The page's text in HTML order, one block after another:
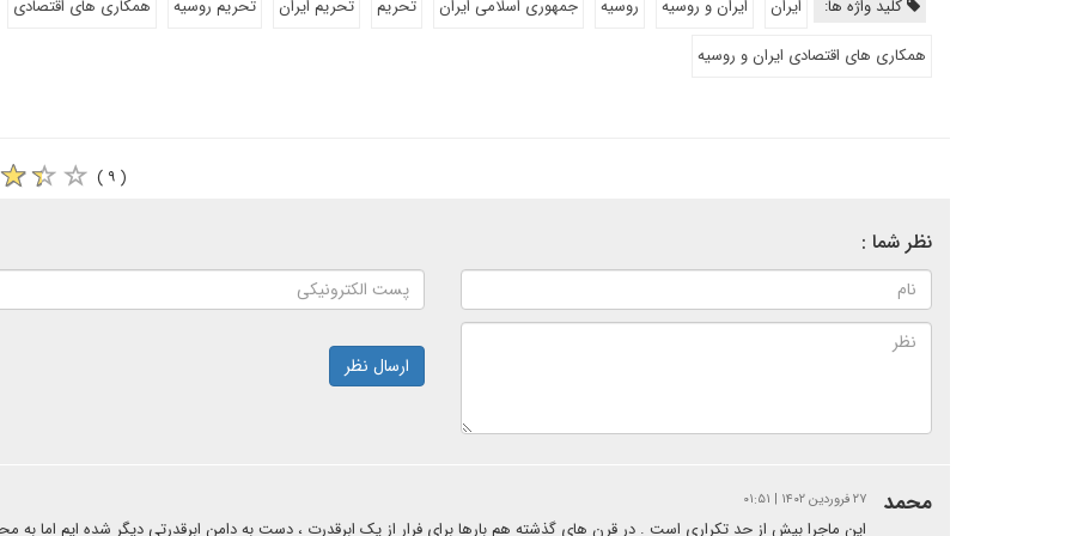
کلید واژه ها: ایران ایران و روسیه روسیه جمهوری اسلامی ایران تحریم تحریم ایران تحریم روسیه
همکاری های اقتصادی
همکاری های اقتصادی ایران و روسیه
( ۹ )
نظر شما :
ارسال نظر
محمد ۲۷ فروردین ۱۴۰۲ | ۰۱:۵۱
این ماجرا بیش از حد تکراری است . در قرن های گذشته هم بارها برای فرار از یک ابرقدرت ، دست به دامن ابرقدرتی دیگر شده ایم اما به